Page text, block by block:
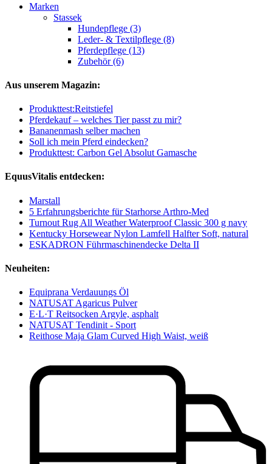
Marken
Stassek
Hundepflege (3)
Leder- & Textilpflege (8)
Pferdepflege (13)
Zubehör (6)
Aus unserem Magazin:
Produkttest:Reitstiefel
Pferdekauf – welches Tier passt zu mir?
Bananenmash selber machen
Soll ich mein Pferd eindecken?
Produkttest: Carbon Gel Absolut Gamasche
EquusVitalis entdecken:
Marstall
5 Erfahrungsberichte für Starhorse Arthro-Med
Turnout Rug All Weather Waterproof Classic 300 g navy
Kentucky Horsewear Nylon Lamfell Halfter Soft, natural
ESKADRON Führmaschinendecke Delta II
Neuheiten:
Equiprana Verdauungs Öl
NATUSAT Agaricus Pulver
E·L·T Reitsocken Argyle, asphalt
NATUSAT Tendinit - Sport
Reithose Maja Glam Curved High Waist, weiß